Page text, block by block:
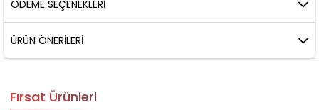
ÖDEME SEÇENEKLERI
ÜRÜN ÖNERILERI
Fırsat Ürünleri